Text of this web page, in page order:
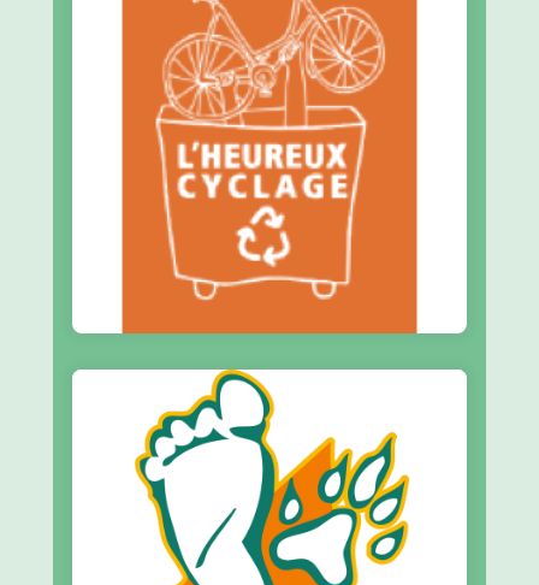
L'Heureux Cyclage
Réseau national des ateliers vélo
participatifs et solidaires
En savoir plus
Sensibilisation à l’environnement des
enfants et adolescent·es
En savoir plus